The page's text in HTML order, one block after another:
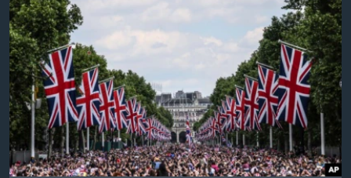
การ
ค้นหา
ไลฟ์สไตล์
ตรวจสอบข่าว
เรียนรู้ภาษาอังกฤษ
พอดคาสต์
ติดตามเรา